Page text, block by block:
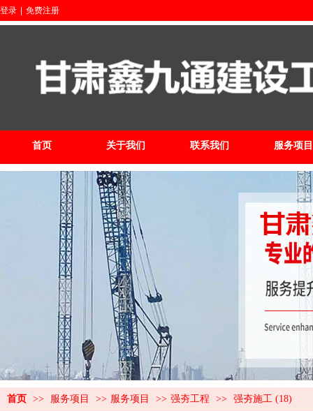
登录 免费注册
首页 关于我们 联系我们 服务项目
首页 >> 服务项目 >> 服务项目 >> 强夯工程 >> 强夯施工 (18)